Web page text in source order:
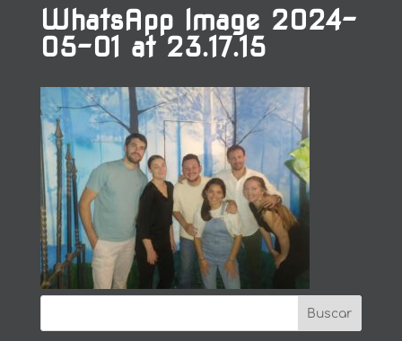
WhatsApp Image 2024-
05-01 at 23.17.15